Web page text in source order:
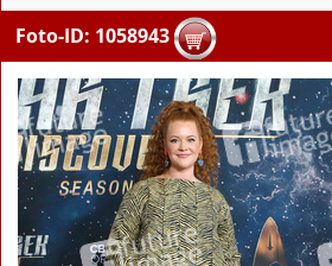
Foto-ID: 1058943